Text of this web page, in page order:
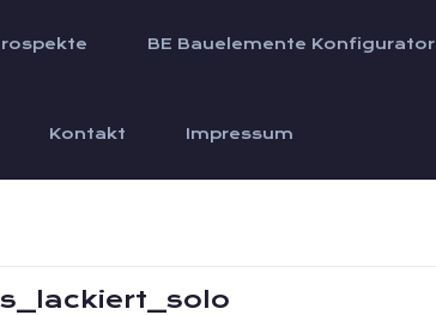
BE Bauelemente Konfigurator
Kontakt Impressum